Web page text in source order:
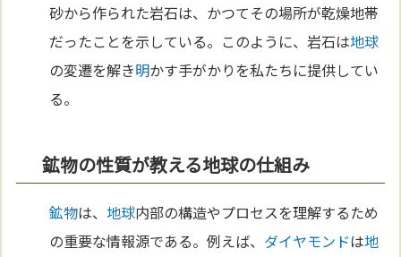
砂から作られた岩石は、かつてその場所が乾燥地帯
だったことを示している。このように、岩石は地球
の変遷を解き明かす手がかりを私たちに提供してい
る。
鉱物の性質が教える地球の仕組み
鉱物は、地球内部の構造やプロセスを理解するため
の重要な情報源である。例えば、 ダイヤモンドは地